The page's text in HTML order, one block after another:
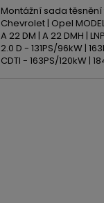
Montážní sada těsnění
Chevrolet | Opel
A 22 DM | A 22 DMH |
2.0 D - 131PS/96kW |
CDTI - 163PS/120kW |